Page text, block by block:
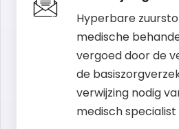
Hyperbare
medische
vergoed door de
de
verwijzing nodig
medisch specialist